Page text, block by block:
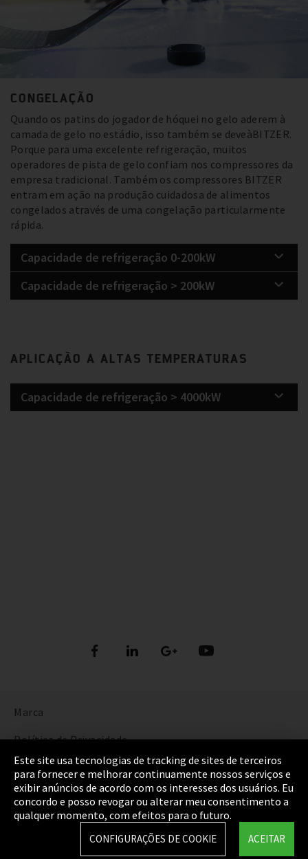
CONGELAÇÃO
Quando os patins do jogador de hóquei no gelo aderem à
camada de gelo no estádio, isso também se deveàBITZER.
Porque para uma excelente refrigeração, muitos
operadores de pista de gelo confiam nos compressores da
empresa tradicional. Também os compressores BITZER
entram em ação na produção cuidadosa de alimentos
congelados através de uma congelação particularmente
rápida.
Capacidade de refrigeração 0-200kW
Capacidade de refrigeração > 200kW
APLICAÇÃO A ALTAS TEMPERATURAS
Capacidade de refrigeração > 4000kW
Marca
Política de Privacidade
Cookie Settings
Termos e Condições
Mapa do Site
Este site usa tecnologias de tracking de sites de terceiros
para fornecer e melhorar continuamente nossos serviços e
exibir anúncios de acordo com os interesses dos usuários. Eu
concordo e posso revogar ou alterar meu consentimento a
qualquer momento, com efeitos para o futuro.
ACEITAR
CONFIGURAÇÕES DE COOKIE